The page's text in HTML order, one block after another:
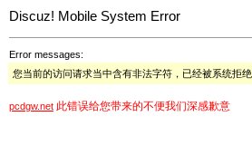
Discuz! Mobile System Error
Error messages:
您当前的访问请求当中含有非法字符，已经被系统拒绝
pcdgw.net 此错误给您带来的不便我们深感歉意